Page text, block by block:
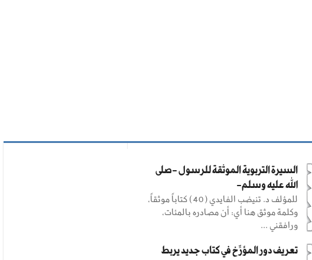
السيرة التربوية الموثقة للرسول -صلى
الله عليه وسلم-
للمؤلف د. تنيضب الفايدي (40) كتاباً موثقاً،
وكلمة موثق هنا أي: أن مصادره بالمئات،
ورافقني ...
تعريف دور المؤرِّخ في كتاب جديد يربط